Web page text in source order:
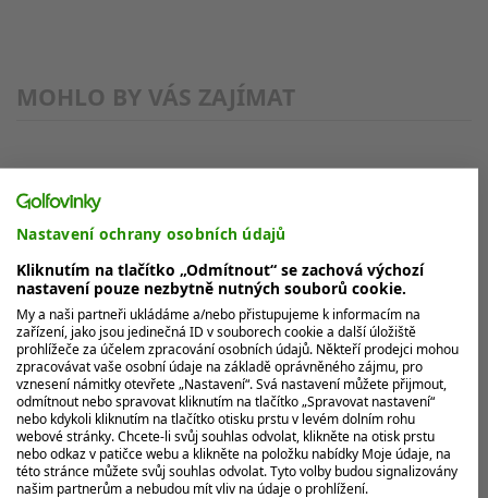
MOHLO BY VÁS ZAJÍMAT
Nastavení ochrany osobních údajů
Kliknutím na tlačítko „Odmítnout“ se zachová výchozí
nastavení pouze nezbytně nutných souborů cookie.
My a naši partneři ukládáme a/nebo přistupujeme k informacím na
zařízení, jako jsou jedinečná ID v souborech cookie a další úložiště
prohlížeče za účelem zpracování osobních údajů. Někteří prodejci mohou
zpracovávat vaše osobní údaje na základě oprávněného zájmu, pro
vznesení námitky otevřete „Nastavení“. Svá nastavení můžete přijmout,
odmítnout nebo spravovat kliknutím na tlačítko „Spravovat nastavení“
nebo kdykoli kliknutím na tlačítko otisku prstu v levém dolním rohu
webové stránky. Chcete-li svůj souhlas odvolat, klikněte na otisk prstu
nebo odkaz v patičce webu a klikněte na položku nabídky Moje údaje, na
této stránce můžete svůj souhlas odvolat. Tyto volby budou signalizovány
našim partnerům a nebudou mít vliv na údaje o prohlížení.